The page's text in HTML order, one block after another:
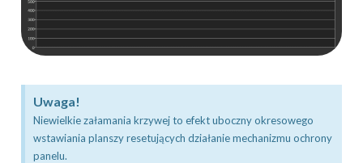
Uwaga!
Niewielkie załamania krzywej to efekt uboczny okresowego
wstawiania planszy resetujących działanie mechanizmu ochrony
panelu.